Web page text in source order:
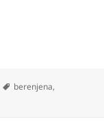
a la provenzal
Etiquetas
berenjena,
la provenzal